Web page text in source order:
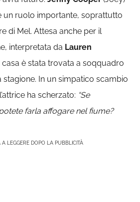
un ruolo importante, soprattutto
di Mel. Attesa anche per il
interpretata da Lauren
casa è stata trovata a soqquadro
stagione. In un simpatico scambio
l’attrice ha scherzato: “Se
farla affogare nel fiume?
LEGGERE DOPO LA PUBBLICITÀ